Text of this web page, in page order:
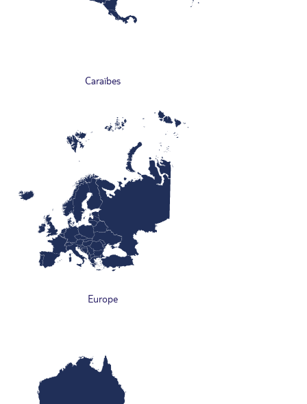
Caraïbes
Europe